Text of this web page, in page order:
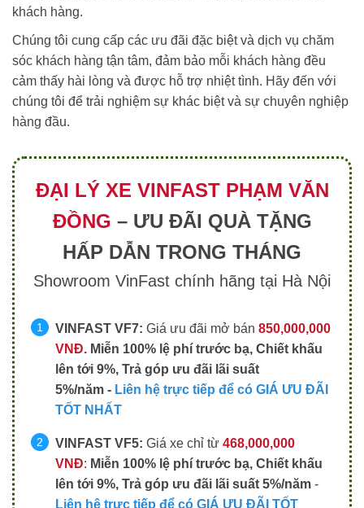
khách hàng.
Chúng tôi cung cấp các ưu đãi đặc biệt và dịch vụ chăm
sóc khách hàng tận tâm, đảm bảo mỗi khách hàng đều
cảm thấy hài lòng và được hỗ trợ nhiệt tình. Hãy đến với
chúng tôi để trải nghiệm sự khác biệt và sự chuyên nghiệp
hàng đầu.
ĐẠI LÝ XE VINFAST PHẠM VĂN
ĐỒNG – ƯU ĐÃI QUÀ TẶNG
HẤP DẪN TRONG THÁNG
Showroom VinFast chính hãng tại Hà Nội
VINFAST VF7: Giá ưu đãi mở bán 850,000,000
VNĐ. Miễn 100% lệ phí trước bạ, Chiết khấu
lên tới 9%, Trả góp ưu đãi lãi suất
5%/năm - Liên hệ trực tiếp để có GIÁ ƯU ĐÃI
TỐT NHẤT
VINFAST VF5: Giá xe chỉ từ 468,000,000
VNĐ: Miễn 100% lệ phí trước bạ, Chiết khấu
lên tới 9%, Trả góp ưu đãi lãi suất 5%/năm -
Liên hệ trực tiếp để có GIÁ ƯU ĐÃI TỐT